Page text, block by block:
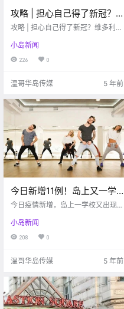
攻略 | 担心自己得了新冠？
维多利亚新冠检测全攻略…
攻略 | 担心自己得了新冠？维多利亚
小岛新闻
226 0
温哥华岛传媒 5 年前
今日新增11例！岛上又一学
校出现感染！所有室内瑜
业！！
今日疫情新增，岛上一学校又出现
小岛新闻
208 0
温哥华岛传媒 5 年前